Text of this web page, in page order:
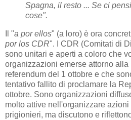
Spagna, il resto ... Se ci
cose".
Il "a por ellos" (a loro) è ora
por los CDR".
I CDR (Comitati di
sono unitari e aperti a coloro che
organizzazioni emerse attorno alla
referendum del 1 ottobre e che
tentativo fallito di proclamare la
ottobre. Sono organizzazioni
molto attive nell'organizzare
prigionieri, ma discutono e